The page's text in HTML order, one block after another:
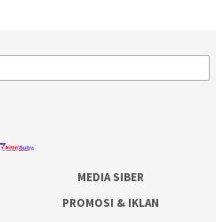
MEDIA SIBER
PROMOSI & IKLAN